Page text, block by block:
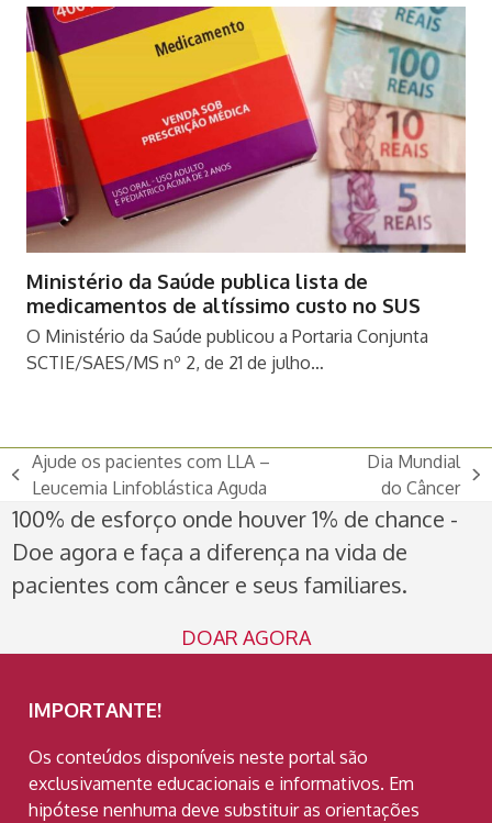
Ministério da Saúde publica lista de
medicamentos de altíssimo custo no SUS
O Ministério da Saúde publicou a Portaria Conjunta
SCTIE/SAES/MS nº 2, de 21 de julho…
previous
post:
Ajude os pacientes com LLA –
Leucemia Linfoblástica Aguda
next
post:
Dia Mundial
do Câncer
100% de esforço onde houver 1% de chance -
Doe agora e faça a diferença na vida de
pacientes com câncer e seus familiares.
DOAR AGORA
IMPORTANTE!
Os conteúdos disponíveis neste portal são
exclusivamente educacionais e informativos. Em
hipótese nenhuma deve substituir as orientações